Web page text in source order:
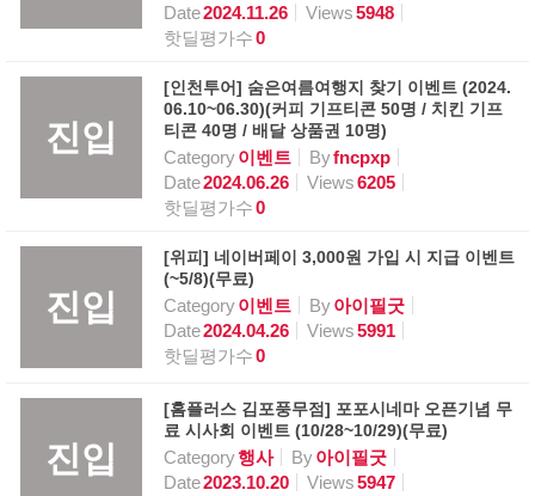
Date2024.11.26 Views5948
핫딜평가수0
진입
[인천투어] 숨은여름여행지 찾기 이벤트 (2024.
06.10~06.30)(커피 기프티콘 50명 / 치킨 기프
티콘 40명 / 배달 상품권 10명)
Category이벤트 Byfncpxp
Date2024.06.26 Views6205
핫딜평가수0
진입
[위피] 네이버페이 3,000원 가입 시 지급 이벤트
(~5/8)(무료)
Category이벤트 By아이필굿
Date2024.04.26 Views5991
핫딜평가수0
진입
[홈플러스 김포풍무점] 포포시네마 오픈기념 무
료 시사회 이벤트 (10/28~10/29)(무료)
Category행사 By아이필굿
Date2023.10.20 Views5947